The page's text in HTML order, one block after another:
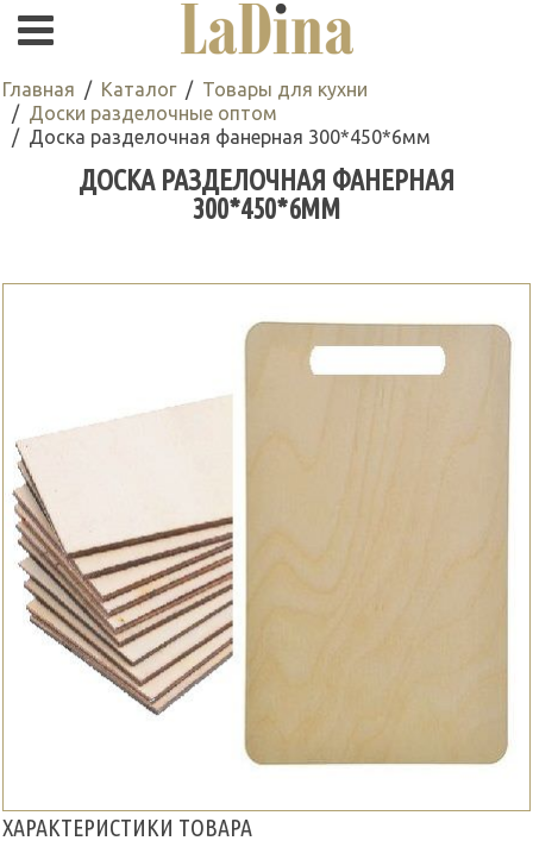
Главная Каталог
Товары для кухни
Доски разделочные оптом
Доска разделочная фанерная 300*450*6мм
ДОСКА РАЗДЕЛОЧНАЯ ФАНЕРНАЯ
300*450*6ММ
ХАРАКТЕРИСТИКИ ТОВАРА